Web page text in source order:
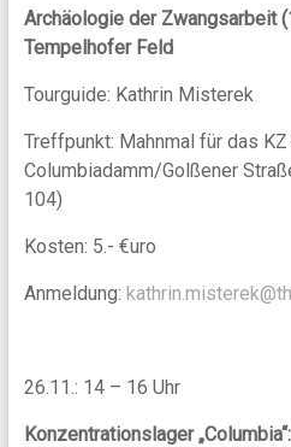
Archäologie der Zwangsarbeit
Tempelhofer Feld
Tourguide: Kathrin Misterek
Treffpunkt: Mahnmal für das KZ
Columbiadamm/Golßener
104)
Kosten: 5.- €uro
Anmeldung:
26.11.: 14 – 16 Uhr
Konzentrationslager